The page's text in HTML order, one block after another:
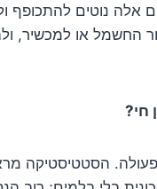
אלה נוטים להתכופף
החשמל או למכשיר,
חי?
הסטטיסטיקה